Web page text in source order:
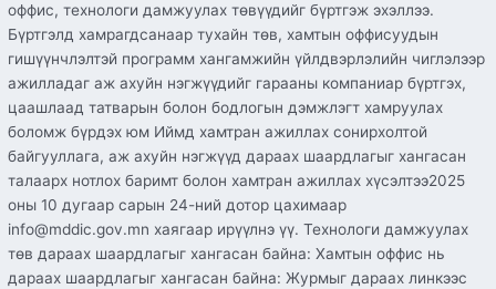
оффис, технологи дамжуулах төвүүдийг бүртгэж эхэллээ.
Бүртгэлд хамрагдсанаар тухайн төв, хамтын оффисуудын
гишүүнчлэлтэй программ хангамжийн үйлдвэрлэлийн чиглэлээр
ажилладаг аж ахуйн нэгжүүдийг гарааны компаниар бүртгэх,
цаашлаад татварын болон бодлогын дэмжлэгт хамруулах
боломж бүрдэх юм Иймд хамтран ажиллах сонирхолтой
байгууллага, аж ахуйн нэгжүүд дараах шаардлагыг хангасан
талаарх нотлох баримт болон хамтран ажиллах хүсэлтээ2025
оны 10 дугаар сарын 24-ний дотор цахимаар
info@mddic.gov.mn хаягаар ирүүлнэ үү. Технологи дамжуулах
төв дараах шаардлагыг хангасан байна: Хамтын оффис нь
дараах шаардлагыг хангасан байна: Журмыг дараах линкээс